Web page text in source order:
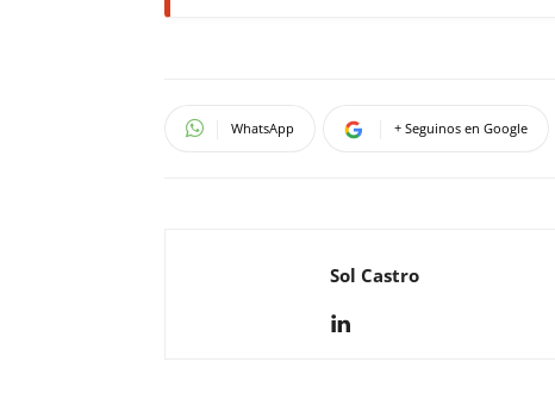
WhatsApp + Seguinos en Google
Sol Castro